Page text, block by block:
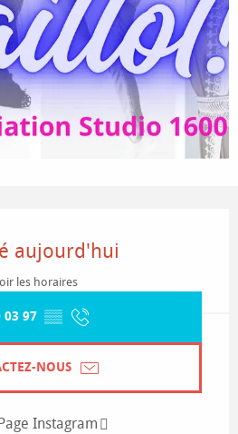
aujourd'hui
les horaires
03 97 ▒▒
NOUS
Instagram